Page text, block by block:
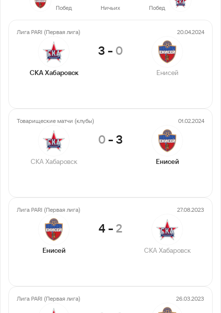
Побед Ничьих Побед
Лига PARI (Первая лига) 20.04.2024
СКА Хабаровск
3 - 0
Енисей
Товарищеские матчи (клубы) 01.02.2024
СКА Хабаровск
0-3
Енисей
Лига PARI (Первая лига) 27.08.2023
Енисей
4 -2
СКА Хабаровск
Лига PARI (Первая лига) 26.03.2023